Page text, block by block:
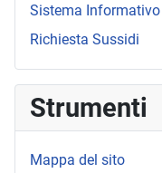
Sistema Informativo
Richiesta Sussidi
Strumenti
Mappa del sito